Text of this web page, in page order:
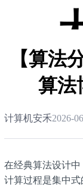
【算法
算法
计算机安禾2026-
在经典算法设计
计算过程是集中